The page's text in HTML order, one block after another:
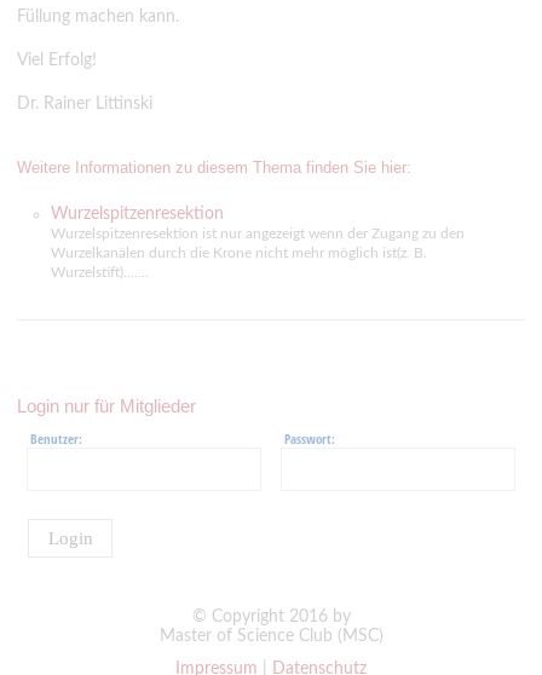
Füllung machen kann.
Viel Erfolg!
Dr. Rainer Littinski
Weitere Informationen zu diesem Thema finden Sie hier:
Wurzelspitzenresektion
Wurzelspitzenresektion ist nur angezeigt wenn der Zugang zu den
Wurzelkanälen durch die Krone nicht mehr möglich ist(z. B.
Wurzelstift).......
Login nur für Mitglieder
Benutzer: Passwort:
Login
© Copyright 2016 by
Master of Science Club (MSC)
Impressum
Datenschutz